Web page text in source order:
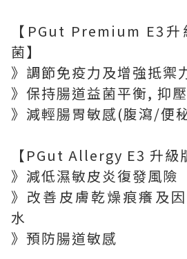
【PGut Premium E3
菌】
》調節免疫力及增強抵禦
》保持腸道益菌平衡, 抑
》減輕腸胃敏感(腹瀉/便
【PGut Allergy E3 升級
》減低濕敏皮炎復發風險
》改善皮膚乾燥痕癢及
水
》預防腸道敏感